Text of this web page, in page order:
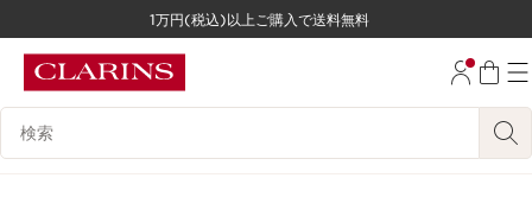
コンテンツへ移動
1万円(税込)以上ご購入で送料無料
検索候補